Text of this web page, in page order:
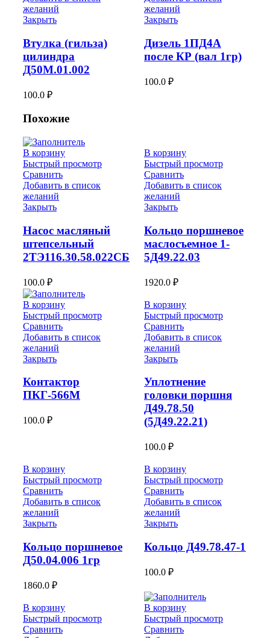
желаний
Закрыть
Втулка (гильза)
цилиндра
Д50М.01.002
100.0 ₽
желаний
Закрыть
Дизель 1ПД4А
после КР (вал 1гр)
100.0 ₽
Похожие
В корзину
Быстрый просмотр
Сравнить
Добавить в список
желаний
Закрыть
Насос масляный
штепсельный
2ТЭ116.30.58.022СБ
100.0 ₽
В корзину
Быстрый просмотр
Сравнить
Добавить в список
желаний
Закрыть
Кольцо поршневое
маслосъемное 1-
5Д49.22.03
1920.0 ₽
В корзину
Быстрый просмотр
Сравнить
Добавить в список
желаний
Закрыть
Контактор
ПКГ-566М
100.0 ₽
В корзину
Быстрый просмотр
Сравнить
Добавить в список
желаний
Закрыть
Уплотнение
головки поршня
Д49.78.50
(5Д49.22.21)
100.0 ₽
В корзину
Быстрый просмотр
Сравнить
Добавить в список
желаний
Закрыть
Кольцо поршневое
Д50.04.006 1гр
1860.0 ₽
В корзину
Быстрый просмотр
Сравнить
Добавить в список
желаний
Закрыть
Кольцо Д49.78.47-1
100.0 ₽
В корзину
Быстрый просмотр
Сравнить
В корзину
Быстрый просмотр
Сравнить